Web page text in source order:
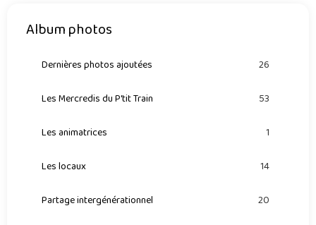
Album photos
Dernières photos ajoutées 26
Les Mercredis du P'tit Train 53
Les animatrices 1
Les locaux 14
Partage intergénérationnel 20